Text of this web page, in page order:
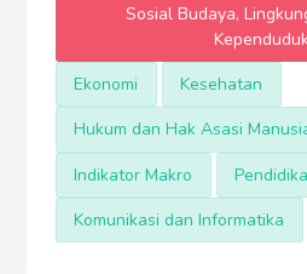
Sosial Budaya,
Ekonomi
Kesehatan
Hukum dan Hak Asasi
Indikator Makro
Komunikasi dan Informatika